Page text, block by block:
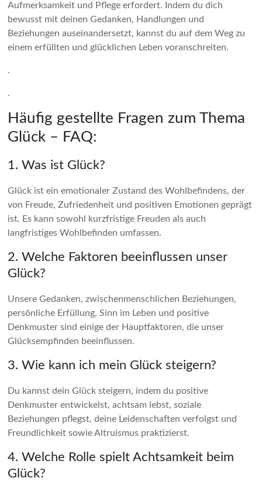
Aufmerksamkeit und Pflege erfordert. Indem du dich
bewusst mit deinen Gedanken, Handlungen und
Beziehungen auseinandersetzt, kannst du auf dem Weg zu
einem erfüllten und glücklichen Leben voranschreiten.
.
.
Häufig gestellte Fragen zum Thema
Glück – FAQ:
1. Was ist Glück?
Glück ist ein emotionaler Zustand des Wohlbefindens, der
von Freude, Zufriedenheit und positiven Emotionen geprägt
ist. Es kann sowohl kurzfristige Freuden als auch
langfristiges Wohlbefinden umfassen.
2. Welche Faktoren beeinflussen unser
Glück?
Unsere Gedanken, zwischenmenschlichen Beziehungen,
persönliche Erfüllung, Sinn im Leben und positive
Denkmuster sind einige der Hauptfaktoren, die unser
Glücksempfinden beeinflussen.
3. Wie kann ich mein Glück steigern?
Du kannst dein Glück steigern, indem du positive
Denkmuster entwickelst, achtsam lebst, soziale
Beziehungen pflegst, deine Leidenschaften verfolgst und
Freundlichkeit sowie Altruismus praktizierst.
4. Welche Rolle spielt Achtsamkeit beim
Glück?